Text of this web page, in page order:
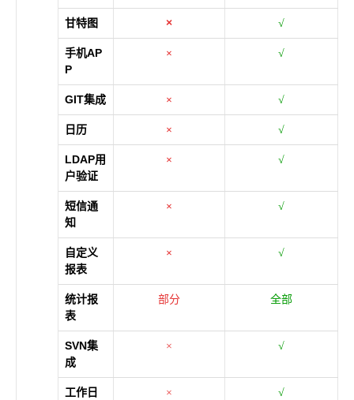
甘特图 × √
手机AP
P
× √
GIT集成 × √
日历 × √
LDAP用
户验证
× √
短信通
知
× √
自定义
报表
× √
统计报
表
部分 全部
SVN集
成
× √
工作日
× √